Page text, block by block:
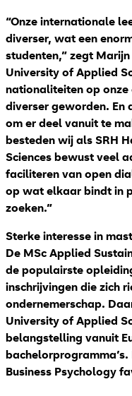
“Onze internationale
diverser, wat een
studenten,” zegt
University of Applied
nationaliteiten op onze
diverser geworden. En
om er deel vanuit te
besteden wij als SRH
Sciences bewust veel
faciliteren van open
op wat elkaar bindt in
zoeken.”
Sterke interesse in
De MSc Applied
de populairste
inschrijvingen die zich
ondernemerschap.
University of Applied
belangstelling vanuit
Business Psychology